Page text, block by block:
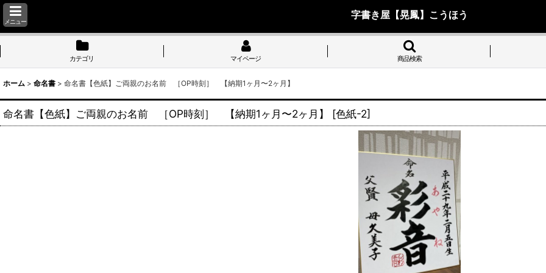
メニュー
字書き屋【晃鳳】こうほう
カテゴリ マイページ 商品検索
ホーム > 命名書 > 命名書【色紙】ご両親のお名前 ［OP時刻］ 【納期1ヶ月〜2ヶ月】
命名書【色紙】ご両親のお名前 ［OP時刻］ 【納期1ヶ月〜2ヶ月】 [色紙-2]